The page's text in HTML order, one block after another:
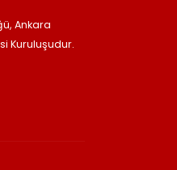
Ankara
Kuruluşudur.